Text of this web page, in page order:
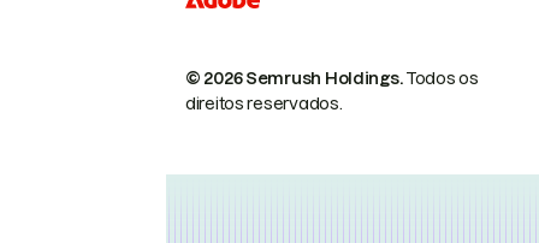
© 2026 Semrush Holdings.Todos os
direitos reservados.